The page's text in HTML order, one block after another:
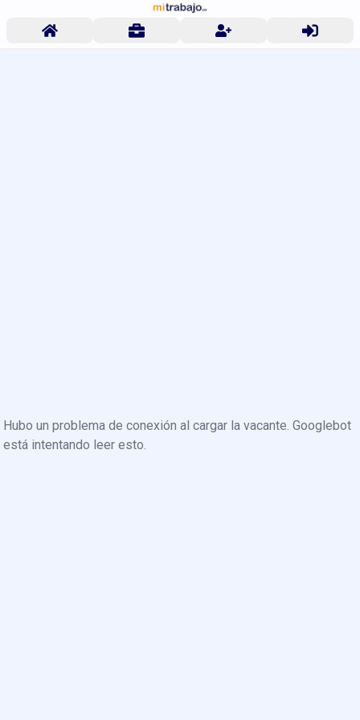
Hubo un problema de conexión al cargar la vacante. Googlebot
está intentando leer esto.